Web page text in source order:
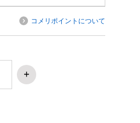
コメリポイントについて